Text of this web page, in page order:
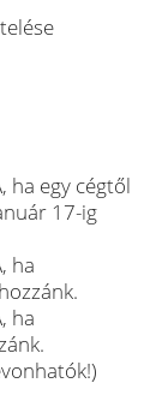
ha egy cégtől
17-ig
ha
ha